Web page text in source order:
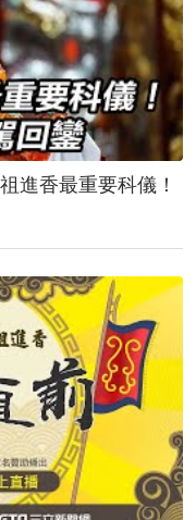
進香最重要科儀！